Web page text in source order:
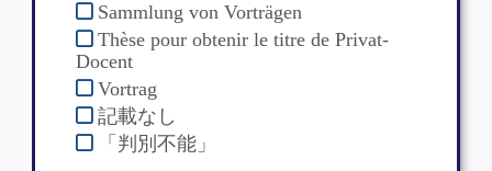
Sammlung von Vorträgen
Thèse pour obtenir le titre de Privat-
Docent
Vortrag
記載なし
「判別不能」